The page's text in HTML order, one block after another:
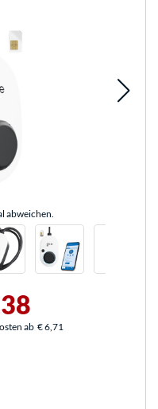
abweichen.
ab € 6,71